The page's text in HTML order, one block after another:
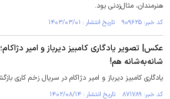
هنرمندان، مثال‌زدنی بود.
کد خبر: ۹۰۹۶۲۵ تاریخ انتشار : ۱۴۰۳/۰۳/۰۱
عکس| تصویر یادگاری کامبیز دیرباز و امیر
شانه‌به‌شانه هم!
یادگاری کامبیز دیرباز و امیر دژاکام در سریال زخم کاری
کد خبر: ۸۷۱۷۸۹ تاریخ انتشار : ۱۴۰۲/۰۸/۱۴